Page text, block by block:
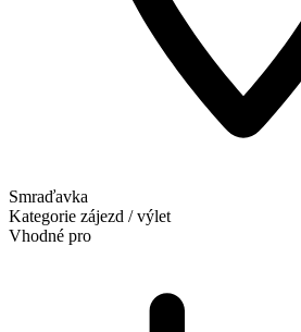
Smraďavka
Kategorie zájezd / výlet
Vhodné pro